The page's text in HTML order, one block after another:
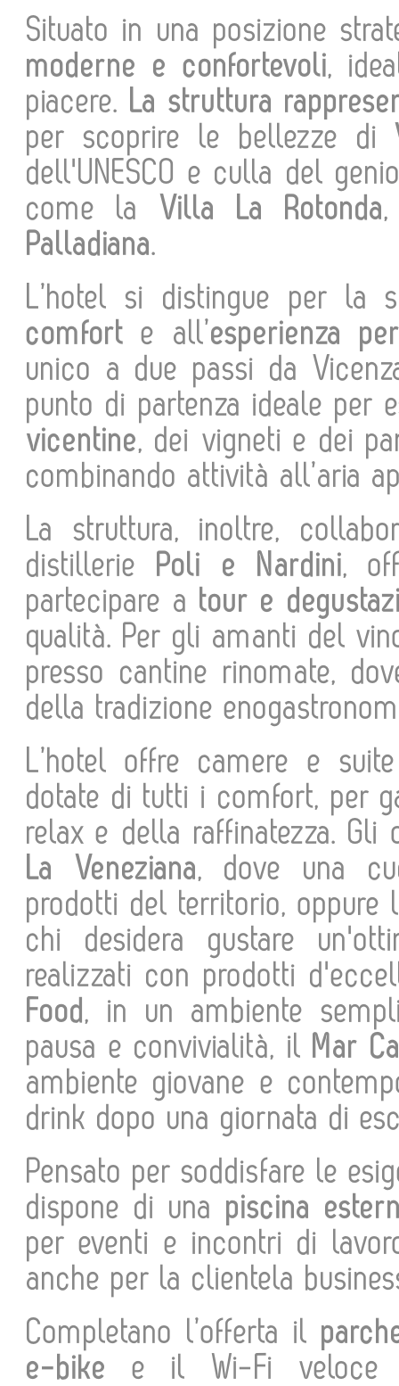
Situato in una posizione
moderne e confortevoli,
piacere. La struttura
per scoprire le bellezze di
dell'UNESCO e culla del
come la Villa La Rotonda
Palladiana.
L’hotel si distingue per la
comfort e all’esperienza
unico a due passi da
punto di partenza ideale per
vicentine, dei vigneti e dei
combinando attività all’aria
La struttura, inoltre,
distillerie Poli e Nardini,
partecipare atour e
qualità. Per gli amanti del
presso cantine rinomate,
della tradizione
L’hotel offre camere e
dotate di tutti i comfort, per
relax e della raffinatezza.
La Veneziana, dove una
prodotti del territorio,
chi desidera gustare
realizzati con prodotti
Food, in un ambiente
pausa e convivialità, il Mar
ambiente giovane e
drink dopo una giornata di
Pensato per soddisfare le
dispone di una piscina
per eventi e incontri di
anche per la clientela
Completano l’offerta il
e-bike
e il Wi-Fi veloce